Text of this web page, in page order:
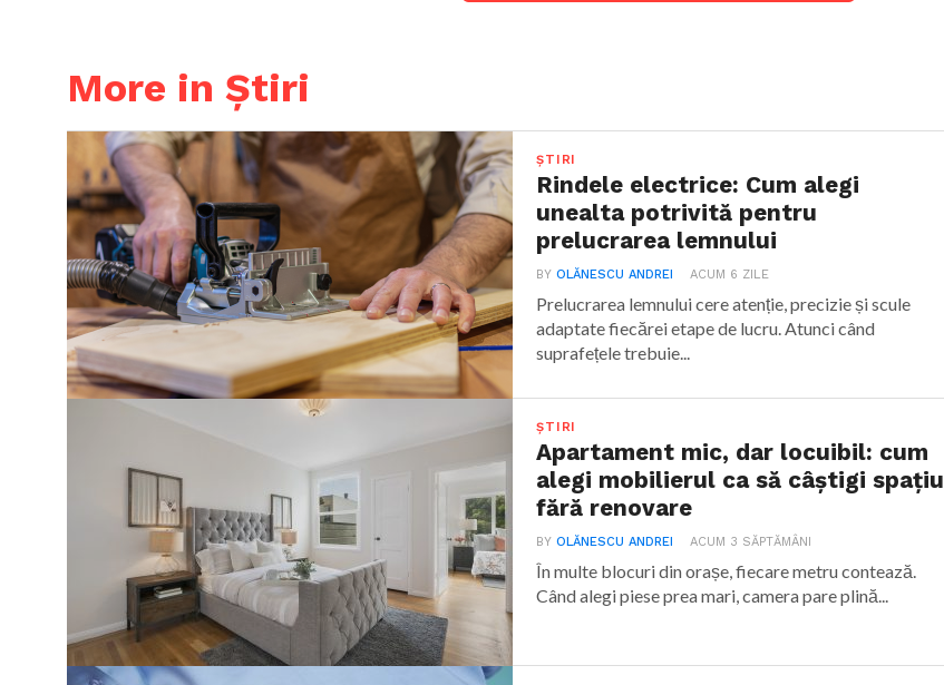
More in Știri
ȘTIRI
Rindele electrice: Cum alegi
unealta potrivită pentru
prelucrarea lemnului
BYOLĂNESCU ANDREI ACUM 6 ZILE
Prelucrarea lemnului cere atenție, precizie și scule
adaptate fiecărei etape de lucru. Atunci când
suprafețele trebuie...
ȘTIRI
Apartament mic, dar locuibil: cum
alegi mobilierul ca să câștigi spațiu
fără renovare
BYOLĂNESCU ANDREI ACUM 3 SĂPTĂMÂNI
În multe blocuri din orașe, fiecare metru contează.
Când alegi piese prea mari, camera pare plină...